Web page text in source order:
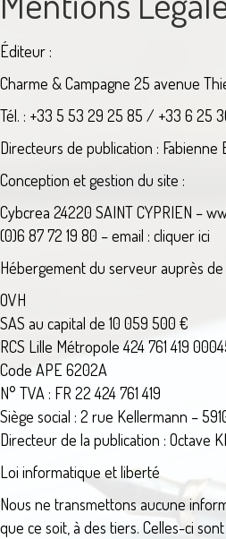
Éditeur :
Charme & Campagne 25 avenue
Tél. : +33 5 53 29 25 85 / +33 6 25
Directeurs de publication : Fabienne
Conception et gestion du site :
Cybcrea 24220 SAINT CYPRIEN –
(0)6 87 72 19 80 – email : cliquer ici
Hébergement du serveur auprès de
OVH
SAS au capital de 10 059 500 €
RCS Lille Métropole 424 761 419
Code APE 6202A
N° TVA : FR 22 424 761 419
Siège social : 2 rue Kellermann –
Directeur de la publication : Octave
Loi informatique et liberté
Nous ne transmettons aucune
que ce soit, à des tiers. Celles-ci